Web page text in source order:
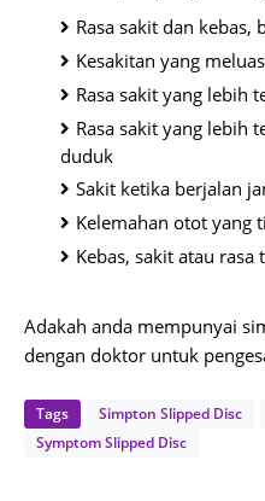
Rasa sakit dan kebas,
Kesakitan yang
Rasa sakit yang lebih
Rasa sakit yang lebih
duduk
Sakit ketika berjalan
Kelemahan otot yang
Kebas, sakit atau
Adakah anda mempunyai
dengan doktor untuk
Tags Simpton Slipped Disc
Symptom Slipped Disc